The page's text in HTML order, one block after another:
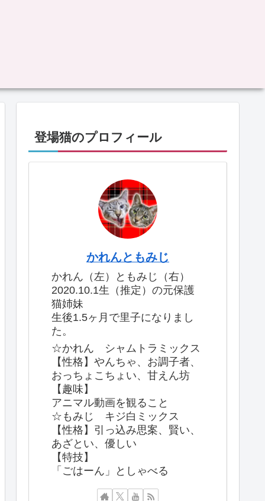
登場猫のプロフィール
かれんともみじ
かれん（左）ともみじ（右）
2020.10.1生（推定）の元保護
猫姉妹
生後1.5ヶ月で里子になりまし
た。
☆かれん シャムトラミックス
【性格】やんちゃ、お調子者、
おっちょこちょい、甘えん坊
【趣味】
アニマル動画を観ること
☆もみじ キジ白ミックス
【性格】引っ込み思案、賢い、
あざとい、優しい
【特技】
「ごはーん」としゃべる